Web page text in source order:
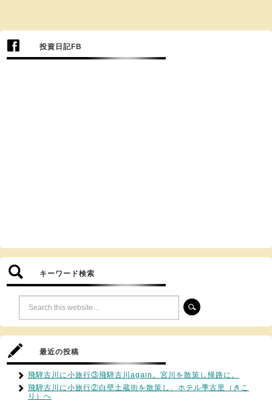
投資日記FB
キーワード検索
最近の投稿
飛騨古川に小旅行③飛騨古川again。宮川を散策し帰路に。
飛騨古川に小旅行②白壁土蔵街を散策し、ホテル季古里（きこ
り）へ